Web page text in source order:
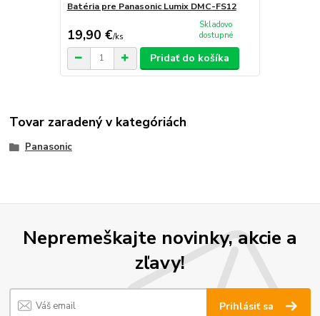
Batéria pre Panasonic Lumix DMC-FS12
19,90 €/ks
Skladovo
dostupné
Pridať do košíka
Tovar zaradený v kategóriách
Panasonic
Nepremeškajte novinky, akcie a
zľavy!
Prihlásiť sa